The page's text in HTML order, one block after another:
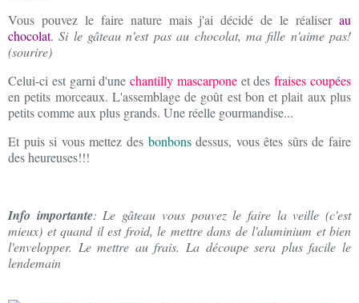
Vous pouvez le faire nature mais j'ai décidé de le réaliser au
chocolat.Si le gâteau n'est pas au chocolat, ma fille n'aime pas!
(sourire)
Celui-ci est garni d'unechantilly mascarponeet desfraises coupées
en petits morceaux. L'assemblage de goût est bon et plait aux plus
petits comme aux plus grands. Une réelle gourmandise...
Et puis si vous mettez des bonbonsdessus, vous êtes sûrs de faire
des heureuses!!!
Info importante: Le gâteau vous pouvez le faire la veille (c'est
mieux) et quand il est froid, le mettre dans de l'aluminium et bien
l'envelopper. Le mettre au frais. La découpe sera plus facile le
lendemain